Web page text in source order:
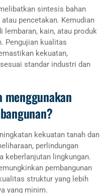
sintesis bahan
pencetakan. Kemudian
lembaran, kain, atau produk
Pengujian kualitas
kekuatan,
standar industri dan
menggunakan
kekuatan tanah dan
perlindungan
keberlanjutan lingkungan.
pembangunan
struktur yang lebih
yang minim.